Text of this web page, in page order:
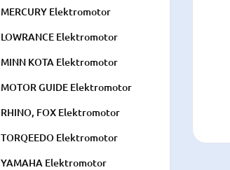
MERCURY Elektromotor
LOWRANCE Elektromotor
MINN KOTA Elektromotor
MOTOR GUIDE Elektromotor
RHINO, FOX Elektromotor
TORQEEDO Elektromotor
YAMAHA Elektromotor